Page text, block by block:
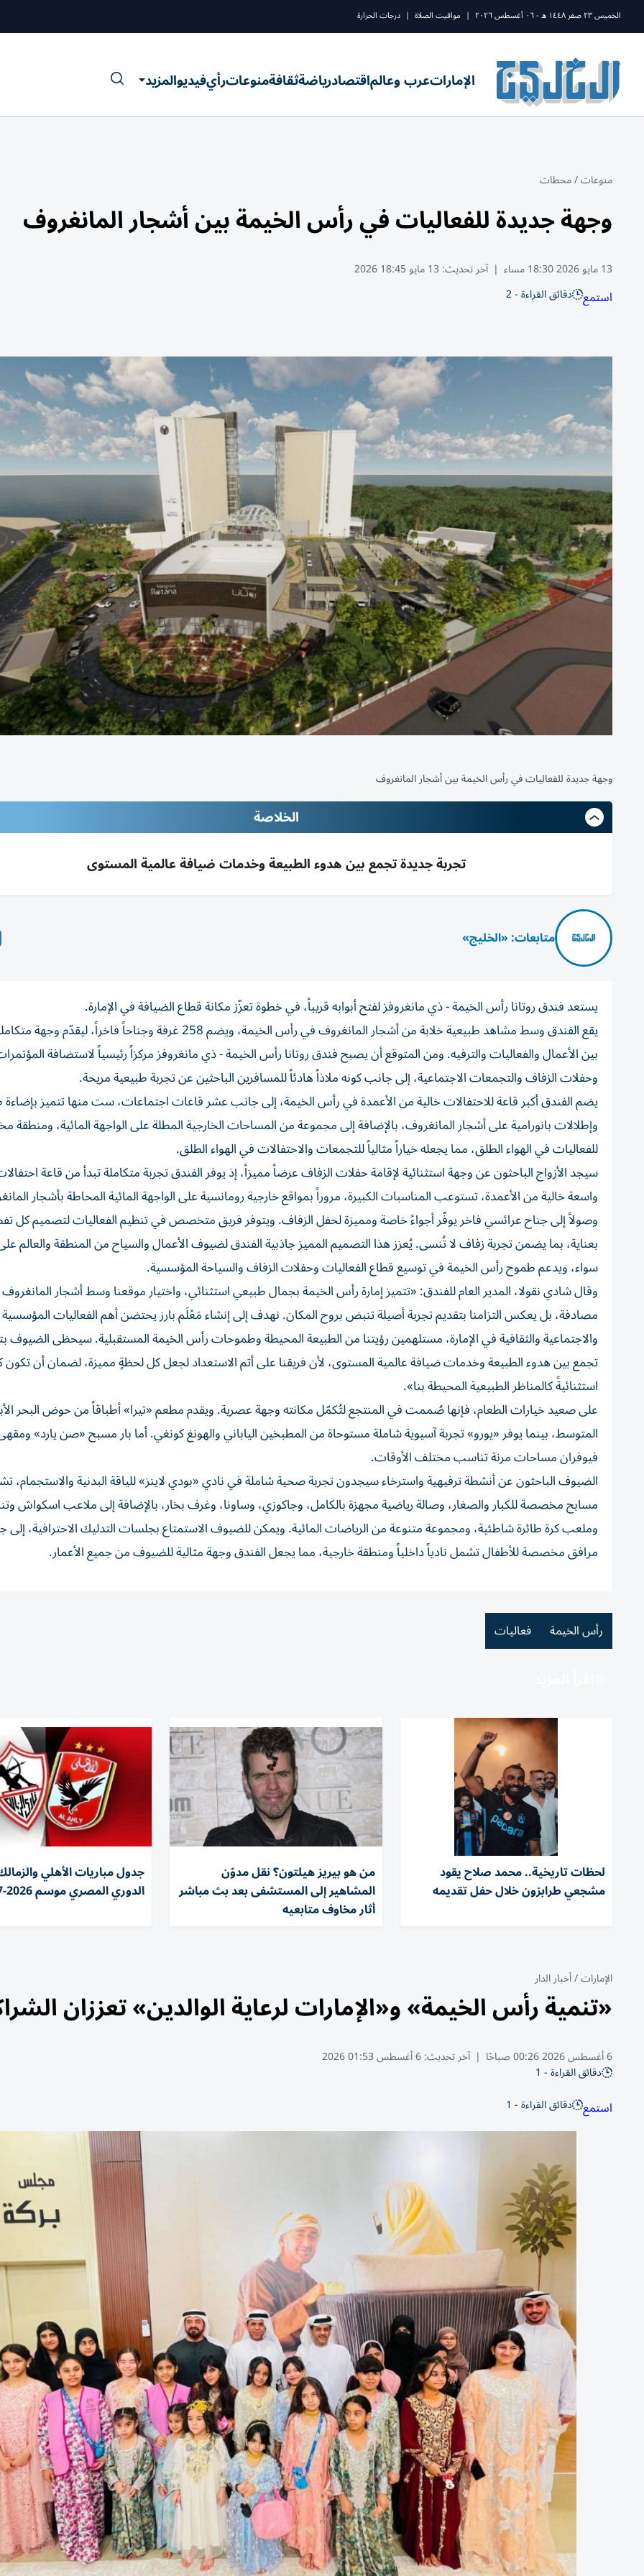
الخميس ٢٣ صفر ١٤٤٨ ه - ٠٦ أغسطس ٢٠٢٦ | مواقيت الصلاة | درجات الحرارة
الإماراتعرب وعالماقتصادرياضةثقافةمنوعاترأيفيديوالمزيد
منوعات/محطات
وجهة جديدة للفعاليات في رأس الخيمة بين أشجار المانغروف
13 مايو 2026 18:30 مساء | آخر تحديث: 13 مايو 18:45 2026
استمع دقائق القراءة - 2
وجهة جديدة للفعاليات في رأس الخيمة بين أشجار المانغروف
الخلاصة
تجربة جديدة تجمع بين هدوء الطبيعة وخدمات ضيافة عالمية المستوى
متابعات: «الخليج»
يستعد فندق روتانا رأس الخيمة - ذي مانغروفز لفتح أبوابه قريباً، في خطوة تعزّز مكانة قطاع الضيافة في الإمارة.
يقع الفندق وسط مشاهد طبيعية خلابة من أشجار المانغروف في رأس الخيمة، ويضم 258 غرفة وجناحاً فاخراً،
بين الأعمال والفعاليات والترفيه. ومن المتوقع أن يصبح فندق روتانا رأس الخيمة - ذي مانغروفز مركزاً رئيسياً لاستضافة
وحفلات الزفاف والتجمعات الاجتماعية، إلى جانب كونه ملاذاً هادئاً للمسافرين الباحثين عن تجربة طبيعية مريحة.
يضم الفندق أكبر قاعة للاحتفالات خالية من الأعمدة في رأس الخيمة، إلى جانب عشر قاعات اجتماعات، ست منها تتميز بإضاءة
وإطلالات بانورامية على أشجار المانغروف، بالإضافة إلى مجموعة من المساحات الخارجية المطلة على الواجهة المائية،
للفعاليات في الهواء الطلق، مما يجعله خياراً مثالياً للتجمعات والاحتفالات في الهواء الطلق.
سيجد الأزواج الباحثون عن وجهة استثنائية لإقامة حفلات الزفاف عرضاً مميزاً، إذ يوفر الفندق تجربة متكاملة تبدأ من قاعة
واسعة خالية من الأعمدة، تستوعب المناسبات الكبيرة، مروراً بمواقع خارجية رومانسية على الواجهة المائية المحاطة بأشجار
وصولاً إلى جناح عرائسي فاخر يوفّر أجواءً خاصة ومميزة لحفل الزفاف. ويتوفر فريق متخصص في تنظيم الفعاليات لتصميم كل
بعناية، بما يضمن تجربة زفاف لا تُنسى. يُعزز هذا التصميم المميز جاذبية الفندق لضيوف الأعمال والسياح من المنطقة والعالم
سواء، ويدعم طموح رأس الخيمة في توسيع قطاع الفعاليات وحفلات الزفاف والسياحة المؤسسية.
وقال شادي نقولا، المدير العام للفندق: «تتميز إمارة رأس الخيمة بجمال طبيعي استثنائي، واختيار موقعنا وسط أشجار
مصادفة، بل يعكس التزامنا بتقديم تجربة أصيلة تنبض بروح المكان. نهدف إلى إنشاء مَعْلَم بارز يحتضن أهم الفعاليات المؤسسية
والاجتماعية والثقافية في الإمارة، مستلهمين رؤيتنا من الطبيعة المحيطة وطموحات رأس الخيمة المستقبلية. سيحظى الضيوف
تجمع بين هدوء الطبيعة وخدمات ضيافة عالمية المستوى، لأن فريقنا على أتم الاستعداد لجعل كل لحظةٍ مميزة، لضمان أن تكون
استثنائيةً كالمناظر الطبيعية المحيطة بنا».
على صعيد خيارات الطعام، فإنها صُممت في المنتجع لتُكمّل مكانته وجهة عصرية. ويقدم مطعم «تيرا» أطباقاً من حوض البحر
المتوسط، بينما يوفر «يورو» تجربة آسيوية شاملة مستوحاة من المطبخين الياباني والهونغ كونغي. أما بار مسبح «صن يارد»
فيوفران مساحات مرنة تناسب مختلف الأوقات.
الضيوف الباحثون عن أنشطة ترفيهية واسترخاء سيجدون تجربة صحية شاملة في نادي «بودي لاينز» للياقة البدنية والاستجمام،
مسابح مخصصة للكبار والصغار، وصالة رياضية مجهزة بالكامل، وجاكوزي، وساونا، وغرف بخار، بالإضافة إلى ملاعب اسكواش
وملعب كرة طائرة شاطئية، ومجموعة متنوعة من الرياضات المائية. ويمكن للضيوف الاستمتاع بجلسات التدليك الاحترافية،
مرافق مخصصة للأطفال تشمل نادياً داخلياً ومنطقة خارجية، مما يجعل الفندق وجهة مثالية للضيوف من جميع الأعمار.
رأس الخيمة فعاليات
لحظات تاريخية.. محمد صلاح يقود
مشجعي طرابزون خلال حفل تقديمه
من هو بيريز هيلتون؟ نقل مدوّن
المشاهير إلى المستشفى بعد بث مباشر
أثار مخاوف متابعيه
جدول مباريات الأهلي
الدوري المصري موسم 2026-2027
الإمارات/أخبار الدار
«تنمية رأس الخيمة» و«الإمارات لرعاية الوالدين» تعززان
6 أغسطس 2026 00:26 صباحًا | آخر تحديث:6 أغسطس 01:53 2026
دقائق القراءة - 1
استمع دقائق القراءة - 1